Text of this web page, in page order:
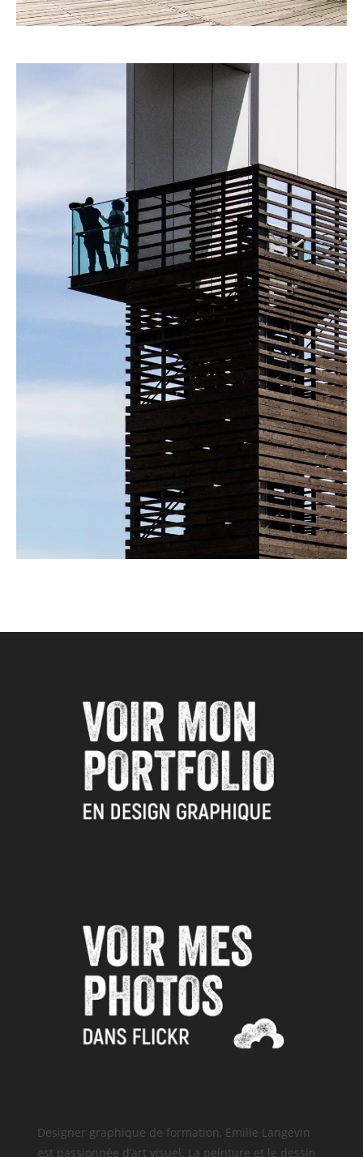
Designer graphique de formation, Emilie Langevin
est passionnée d’art visuel. La peinture et le dessin